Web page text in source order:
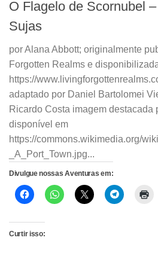
O Flagelo de Scornubel
Sujas
por Alana Abbott; originalmente
Forgotten Realms e
https://
adaptado por Daniel Bartolomei
Ricardo Costa imagem destacada
disponível em
https://commons.wikimedia.org/
_A_Port_Town.jpg...
Divulgue nossas Aventuras em:
Curtir isso: